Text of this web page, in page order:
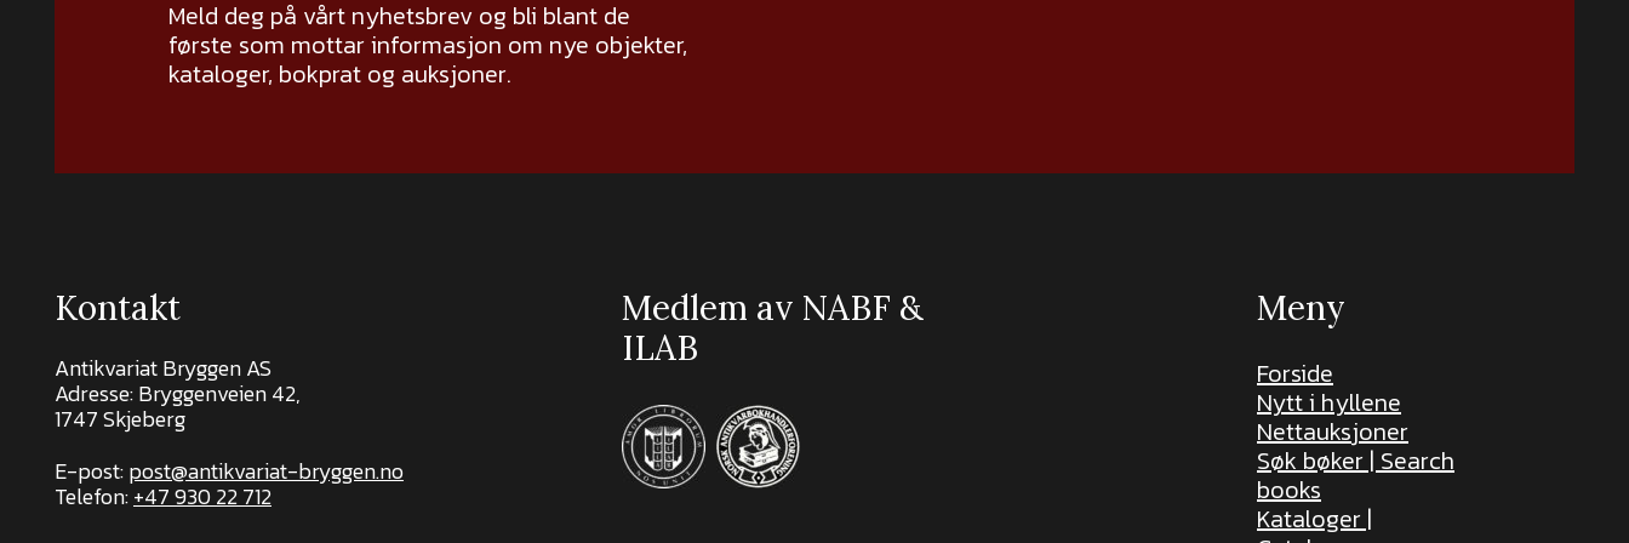
Meld deg på vårt nyhetsbrev og bli blant de
første som mottar informasjon om nye objekter,
kataloger, bokprat og auksjoner.
Kontakt
Antikvariat Bryggen AS
Adresse: Bryggenveien 42,
1747 Skjeberg
E-post:post@antikvariat-bryggen.no
Telefon:+47 930 22 712
Medlem av NABF &
ILAB
Meny
Forside
Nytt i hyllene
Nettauksjoner
Søk bøker | Search
books
Kataloger |